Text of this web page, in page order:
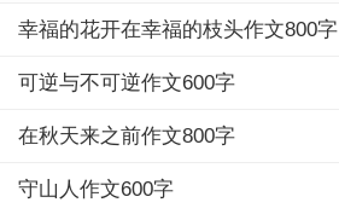
幸福的花开在幸福的枝头作文800字
可逆与不可逆作文600字
在秋天来之前作文800字
守山人作文600字